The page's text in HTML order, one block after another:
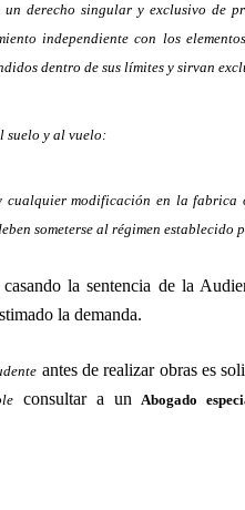
derecho singular y exclusivo de
independiente con los
dentro de sus límites y sirvan
suelo y al vuelo:
cualquier modificación en la fabrica
someterse al régimen establecido
casando la sentencia de la
la demanda.
antes de realizar obras es
consultar a un Abogado